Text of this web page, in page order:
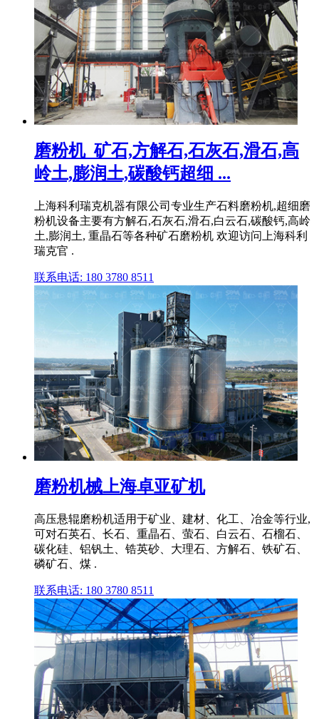
磨粉机_矿石,方解石,石灰石,滑石,高
岭土,膨润土,碳酸钙超细 ...
上海科利瑞克机器有限公司专业生产石料磨粉机,超细磨
粉机设备主要有方解石,石灰石,滑石,白云石,碳酸钙,高岭
土,膨润土, 重晶石等各种矿石磨粉机 欢迎访问上海科利
瑞克官 .
联系电话: 180 3780 8511
磨粉机械上海卓亚矿机
高压悬辊磨粉机适用于矿业、建材、化工、冶金等行业,
可对石英石、长石、重晶石、萤石、白云石、石榴石、
碳化硅、铝钒土、锆英砂、大理石、方解石、铁矿石、
磷矿石、煤 .
联系电话: 180 3780 8511